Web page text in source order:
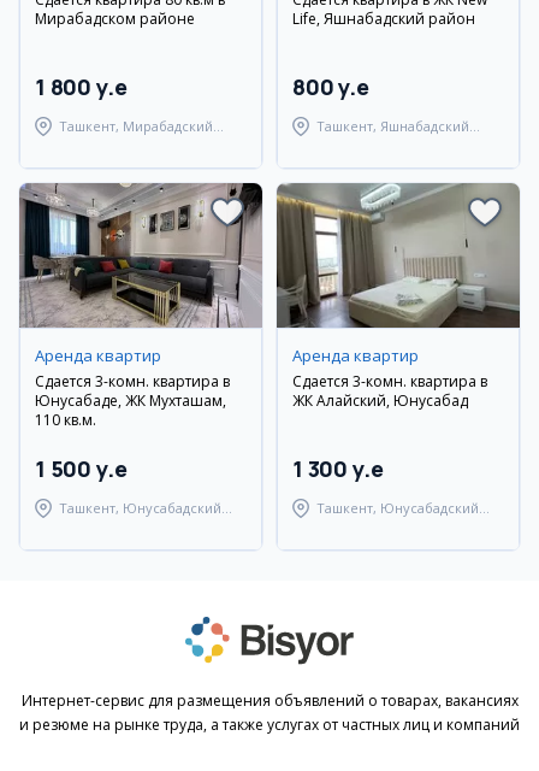
Мирабадском районе
1 800 y.e
Ташкент, Мирабадский
Life, Яшнабадский район
800 y.e
Ташкент, Яшнабадский
Аренда квартир
Сдается 3-комн. квартира в
Юнусабаде, ЖК Мухташам,
110 кв.м.
1 500 y.e
Ташкент, Юнусабадский
Аренда квартир
Сдается 3-комн. квартира в
ЖК Алайский, Юнусабад
1 300 y.e
Ташкент, Юнусабадский
Интернет-сервис для размещения объявлений о товарах, вакансиях
и резюме на рынке труда, а также услугах от частных лиц и компаний